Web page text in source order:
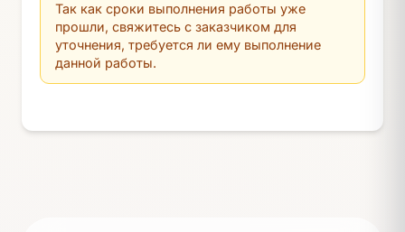
Так как сроки выполнения работы уже
прошли, свяжитесь с заказчиком для
уточнения, требуется ли ему выполнение
данной работы.